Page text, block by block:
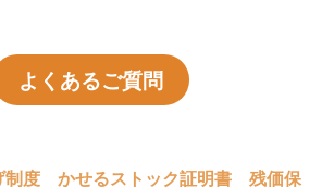
よくあるご質問
制度 かせるストック証明書 残価保